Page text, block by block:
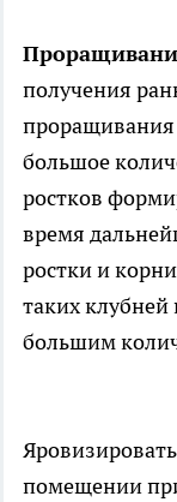
получения
проращивания
большое
ростков
время
ростки и
таких
большим
помещении